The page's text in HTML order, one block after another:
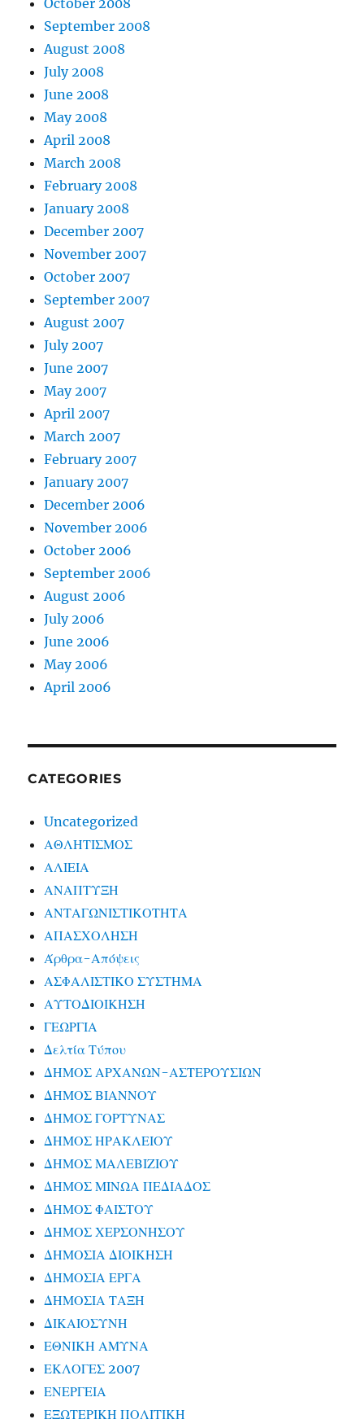
October 2008
September 2008
August 2008
July 2008
June 2008
May 2008
April 2008
March 2008
February 2008
January 2008
December 2007
November 2007
October 2007
September 2007
August 2007
July 2007
June 2007
May 2007
April 2007
March 2007
February 2007
January 2007
December 2006
November 2006
October 2006
September 2006
August 2006
July 2006
June 2006
May 2006
April 2006
CATEGORIES
Uncategorized
ΑΘΛΗΤΙΣΜΟΣ
ΑΛΙΕΙΑ
ΑΝΑΠΤΥΞΗ
ΑΝΤΑΓΩΝΙΣΤΙΚΟΤΗΤΑ
ΑΠΑΣΧΟΛΗΣΗ
Άρθρα-Απόψεις
ΑΣΦΑΛΙΣΤΙΚΟ ΣΥΣΤΗΜΑ
ΑΥΤΟΔΙΟΙΚΗΣΗ
ΓΕΩΡΓΙΑ
Δελτία Τύπου
ΔΗΜΟΣ ΑΡΧΑΝΩΝ-ΑΣΤΕΡΟΥΣΙΩΝ
ΔΗΜΟΣ ΒΙΑΝΝΟΥ
ΔΗΜΟΣ ΓΟΡΤΥΝΑΣ
ΔΗΜΟΣ ΗΡΑΚΛΕΙΟΥ
ΔΗΜΟΣ ΜΑΛΕΒΙΖΙΟΥ
ΔΗΜΟΣ ΜΙΝΩΑ ΠΕΔΙΑΔΟΣ
ΔΗΜΟΣ ΦΑΙΣΤΟΥ
ΔΗΜΟΣ ΧΕΡΣΟΝΗΣΟΥ
ΔΗΜΟΣΙΑ ΔΙΟΙΚΗΣΗ
ΔΗΜΟΣΙΑ ΕΡΓΑ
ΔΗΜΟΣΙΑ ΤΑΞΗ
ΔΙΚΑΙΟΣΥΝΗ
ΕΘΝΙΚΗ ΑΜΥΝΑ
ΕΚΛΟΓΕΣ 2007
ΕΝΕΡΓΕΙΑ
ΕΞΩΤΕΡΙΚΗ ΠΟΛΙΤΙΚΗ